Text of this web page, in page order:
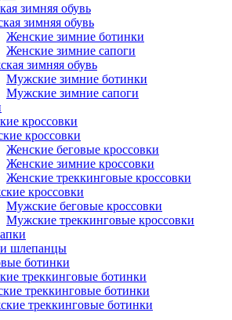
зимняя обувь
зимняя обувь
Женские зимние ботинки
Женские зимние сапоги
зимняя обувь
Мужские зимние ботинки
Мужские зимние сапоги
кроссовки
кроссовки
Женские беговые кроссовки
Женские зимние кроссовки
Женские треккинговые кроссовки
кроссовки
Мужские беговые кроссовки
Мужские треккинговые кроссовки
шлепанцы
ботинки
треккинговые ботинки
треккинговые ботинки
треккинговые ботинки